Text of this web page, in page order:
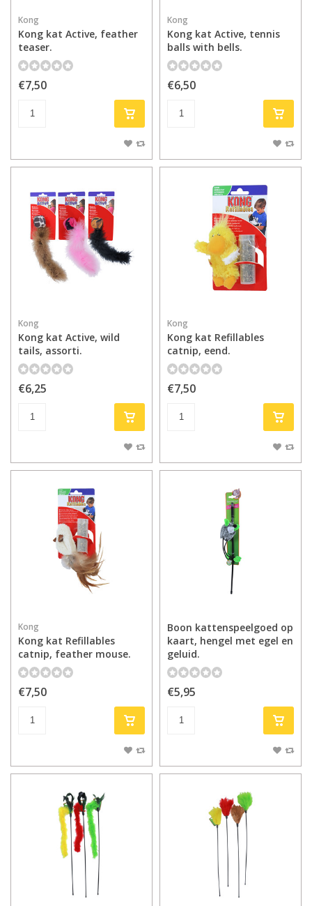
Kong
Kong kat Active, feather
teaser.
€7,50
Kong
Kong kat Active, tennis
balls with bells.
€6,50
Kong
Kong kat Active, wild
tails, assorti.
€6,25
Kong
Kong kat Refillables
catnip, eend.
€7,50
Kong
Kong kat Refillables
catnip, feather mouse.
€7,50
Boon kattenspeelgoed op
kaart, hengel met egel en
geluid.
€5,95